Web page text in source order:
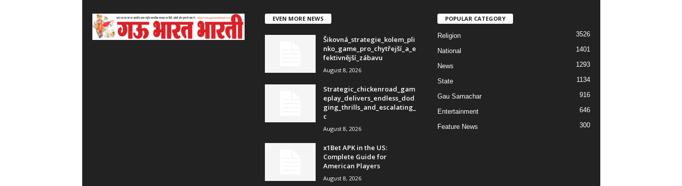
EVEN MORE NEWS
Šikovná_strategie_kolem_pli
nko_game_pro_chytřejší_a_e
fektivnější_zábavu
August 8, 2026
Strategic_chickenroad_gam
eplay_delivers_endless_dod
ging_thrills_and_escalating_
c
August 8, 2026
x1Bet APK in the US:
Complete Guide for
American Players
August 8, 2026
POPULAR CATEGORY
Religion 3526
National 1401
News 1293
State 1134
Gau Samachar 916
Entertainment 646
Feature News 300